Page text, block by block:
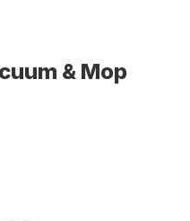
& Mop